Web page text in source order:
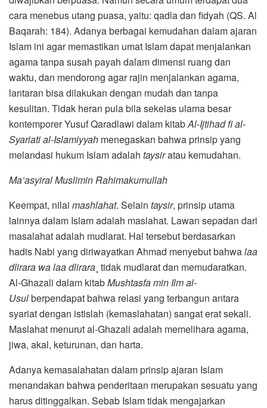
cara menebus utang puasa, yaitu: qadla dan fidyah (QS. Al
Baqarah: 184). Adanya berbagai kemudahan dalam ajaran
Islam ini agar memastikan umat Islam dapat menjalankan
agama tanpa susah payah dalam dimensi ruang dan
waktu, dan mendorong agar rajin menjalankan agama,
lantaran bisa dilakukan dengan mudah dan tanpa
kesulitan. Tidak heran pula bila sekelas ulama besar
kontemporer Yusuf Qaradlawi dalam kitabAl-Ijtihad fi al-
Syariati al-Islamiyyah menegaskan bahwa prinsip yang
melandasi hukum Islam adalah taysiratau kemudahan.
Ma’asyiral Muslimin Rahimakumullah
Keempat, nilai mashlahat. Selain taysir, prinsip utama
lainnya dalam Islam adalah maslahat. Lawan sepadan dari
masalahat adalah mudlarat. Hal tersebut berdasarkan
hadis Nabi yang diriwayatkan Ahmad menyebut bahwalaa
dlirara wa laa dlirara ¸ tidak mudlarat dan memudaratkan.
Al-Ghazali dalam kitabMushtasfa min Ilm al-
Usulberpendapat bahwa relasi yang terbangun antara
syariat dengan istislah (kemaslahatan) sangat erat sekali.
Maslahat menurut al-Ghazali adalah memelihara agama,
jiwa, akal, keturunan, dan harta.
Adanya kemasalahatan dalam prinsip ajaran Islam
menandakan bahwa penderitaan merupakan sesuatu yang
harus ditinggalkan. Sebab Islam tidak mengajarkan